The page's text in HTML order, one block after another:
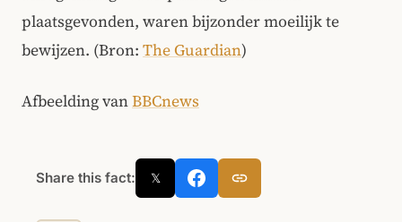
plaatsgevonden, waren bijzonder moeilijk te
bewijzen. (Bron: The Guardian)
Afbeelding vanBBCnews
Share this fact: 𝕏